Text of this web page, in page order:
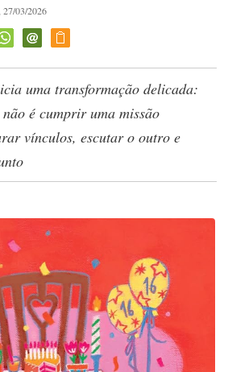
03/2026
uma transformação delicada:
é cumprir uma missão
vínculos, escutar o outro e